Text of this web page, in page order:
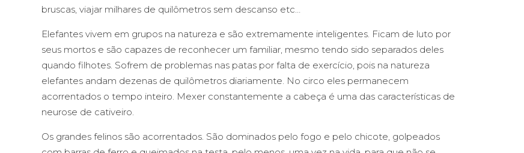
bruscas, viajar milhares de quilômetros sem descanso etc…
Elefantes vivem em grupos na natureza e são extremamente inteligentes. Ficam de luto por
seus mortos e são capazes de reconhecer um familiar, mesmo tendo sido separados deles
quando filhotes. Sofrem de problemas nas patas por falta de exercício, pois na natureza
elefantes andam dezenas de quilômetros diariamente. No circo eles permanecem
acorrentados o tempo inteiro. Mexer constantemente a cabeça é uma das características de
neurose de cativeiro.
Os grandes felinos são acorrentados. São dominados pelo fogo e pelo chicote, golpeados